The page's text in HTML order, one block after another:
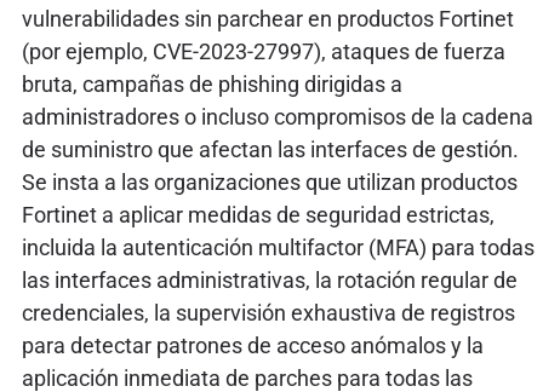
vulnerabilidades sin parchear en productos Fortinet
(por ejemplo, CVE-2023-27997), ataques de fuerza
bruta, campañas de phishing dirigidas a
administradores o incluso compromisos de la cadena
de suministro que afectan las interfaces de gestión.
Se insta a las organizaciones que utilizan productos
Fortinet a aplicar medidas de seguridad estrictas,
incluida la autenticación multifactor (MFA) para todas
las interfaces administrativas, la rotación regular de
credenciales, la supervisión exhaustiva de registros
para detectar patrones de acceso anómalos y la
aplicación inmediata de parches para todas las